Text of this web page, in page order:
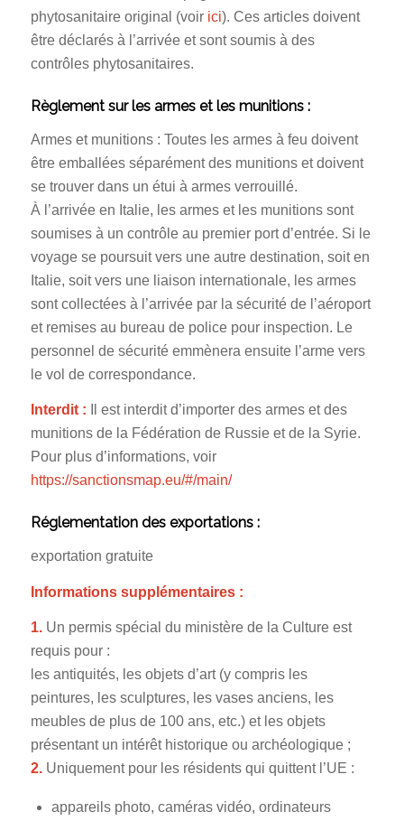
phytosanitaire original (voir ici). Ces articles doivent
être déclarés à l’arrivée et sont soumis à des
contrôles phytosanitaires.
Règlement sur les armes et les munitions :
Armes et munitions : Toutes les armes à feu doivent
être emballées séparément des munitions et doivent
se trouver dans un étui à armes verrouillé.
À l’arrivée en Italie, les armes et les munitions sont
soumises à un contrôle au premier port d’entrée. Si le
voyage se poursuit vers une autre destination, soit en
Italie, soit vers une liaison internationale, les armes
sont collectées à l’arrivée par la sécurité de l’aéroport
et remises au bureau de police pour inspection. Le
personnel de sécurité emmènera ensuite l’arme vers
le vol de correspondance.
Interdit : Il est interdit d’importer des armes et des
munitions de la Fédération de Russie et de la Syrie.
Pour plus d’informations, voir
https://sanctionsmap.eu/#/main/
Réglementation des exportations :
exportation gratuite
Informations supplémentaires :
1.Un permis spécial du ministère de la Culture est
requis pour :
les antiquités, les objets d’art (y compris les
peintures, les sculptures, les vases anciens, les
meubles de plus de 100 ans, etc.) et les objets
présentant un intérêt historique ou archéologique ;
2.Uniquement pour les résidents qui quittent l’UE :
appareils photo, caméras vidéo, ordinateurs